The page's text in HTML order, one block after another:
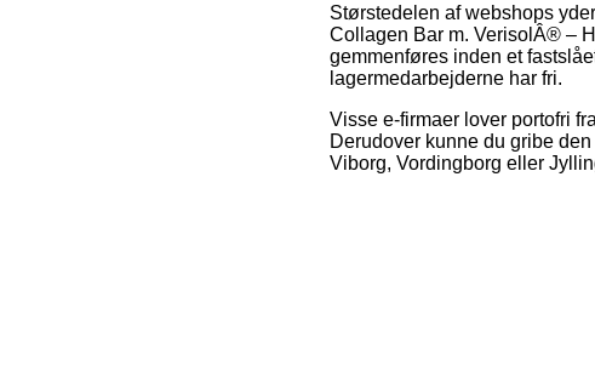
Størstedelen af webshops
Collagen Bar m. VerisolÂ® –
gemmenføres inden et
lagermedarbejderne har fri.
Visse e-firmaer lover portofri
Derudover kunne du gribe
Viborg, Vordingborg eller